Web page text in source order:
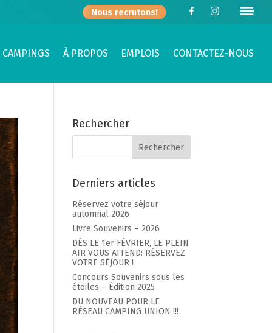
Nous recrutons!
À PROPOS EMPLOIS CONTACTEZ-NOUS
Rechercher
Derniers articles
Réservez votre séjour
automnal 2026
Livre Souvenirs – 2026
DÈS LE 1er FÉVRIER, LE PLEIN
AIR VOUS ATTEND: RÉSERVEZ
VOTRE SÉJOUR !
Concours Souvenirs sous les
étoiles – Édition 2025
DU NOUVEAU POUR LE
RÉSEAU CAMPING UNION !!!